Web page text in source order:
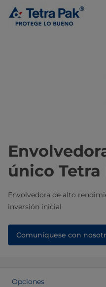
único Tetra
Envolvedora de alto
inversión inicial
Comuníquese con
Opciones